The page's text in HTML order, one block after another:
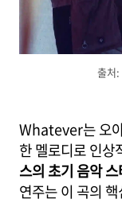
출처:
Whatever는 오
한 멜로디로 인상
스의 초기 음악
연주는 이 곡의